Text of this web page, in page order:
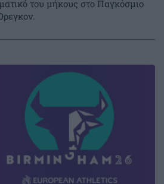
του μήκους στο Παγκόσμιο